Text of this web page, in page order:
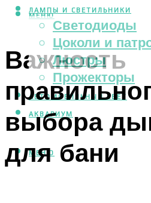
ЛАМПЫ И СВЕТИЛЬНИКИ
Светодиоды
Цоколи и
Люстры
Прожекторы
АВТОМОБИЛЬНЫЙ СВЕТ
АКВАРИУМ
МЕНЮ
МЕНЮ
Важность
выбора
для бани